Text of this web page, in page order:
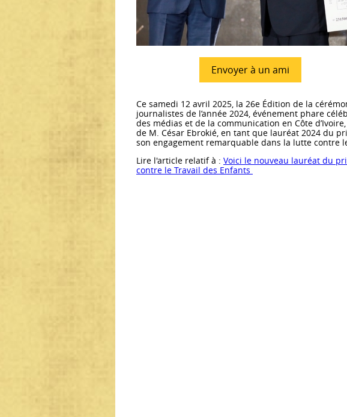
Envoyer à un ami
Ce samedi 12 avril 2025, la 26e Édition de la
journalistes de l’année 2024, événement phare
des médias et de la communication en Côte
de M. César Ebrokié, en tant que lauréat 2024 du
son engagement remarquable dans la lutte contre
Lire l'article relatif à : Voici le nouveau lauréat du
contre le Travail des Enfants